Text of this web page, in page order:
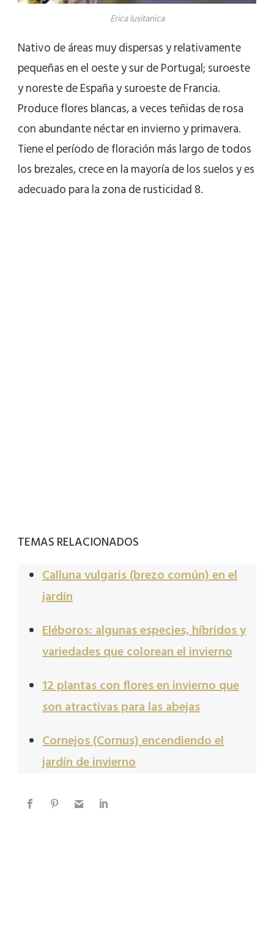
Erica lusitanica
Nativo de áreas muy dispersas y relativamente
pequeñas en el oeste y sur de Portugal; suroeste
y noreste de España y suroeste de Francia.
Produce flores blancas, a veces teñidas de rosa
con abundante néctar en invierno y primavera.
Tiene el período de floración más largo de todos
los brezales, crece en la mayoría de los suelos y es
adecuado para la zona de rusticidad 8.
TEMAS RELACIONADOS
Calluna vulgaris (brezo común) en el
jardín
Eléboros: algunas especies, híbridos y
variedades que colorean el invierno
12 plantas con flores en invierno que
son atractivas para las abejas
Cornejos (Cornus) encendiendo el
jardín de invierno